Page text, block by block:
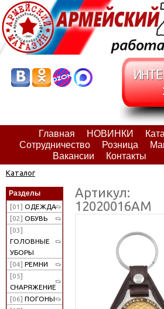
Главная НОВИНКИ
Сотрудничество
Розница
Вакансии
Контакты
Каталог
Разделы
[01] ОДЕЖДА
[02] ОБУВЬ
[03]
ГОЛОВНЫЕ
УБОРЫ
[04] РЕМНИ
[05]
СНАРЯЖЕНИЕ
[06] ПОГОНЫ
Артикул:
12020016АМ